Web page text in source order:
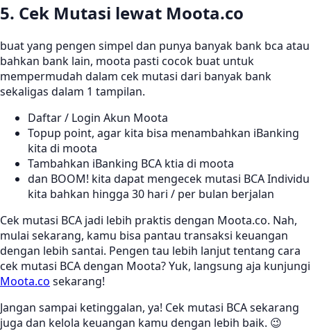
5. Cek Mutasi lewat Moota.co
buat yang pengen simpel dan punya banyak bank bca atau
bahkan bank lain, moota pasti cocok buat untuk
mempermudah dalam cek mutasi dari banyak bank
sekaligas dalam 1 tampilan.
Daftar / Login Akun Moota
Topup point, agar kita bisa menambahkan iBanking
kita di moota
Tambahkan iBanking BCA ktia di moota
dan BOOM! kita dapat mengecek mutasi BCA Individu
kita bahkan hingga 30 hari / per bulan berjalan
Cek mutasi BCA jadi lebih praktis dengan Moota.co. Nah,
mulai sekarang, kamu bisa pantau transaksi keuangan
dengan lebih santai. Pengen tau lebih lanjut tentang cara
cek mutasi BCA dengan Moota? Yuk, langsung aja kunjungi
Moota.co sekarang!
Jangan sampai ketinggalan, ya! Cek mutasi BCA sekarang
juga dan kelola keuangan kamu dengan lebih baik. 😉